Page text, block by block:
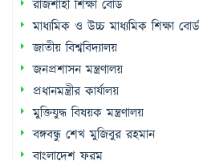
রাজশাহী শিক্ষা বোর্ড
মাধ্যমিক ও উচ্চ মাধ্যমিক শিক্ষা বোর্ড
জাতীয় বিশ্ববিদ্যালয়
জনপ্রশাসন মন্ত্রণালয়
প্রধানমন্ত্রীর কার্যালয়
মুক্তিযুদ্ধ বিষয়ক মন্ত্রণালয়
বঙ্গবন্ধু শেখ মুজিবুর রহমান
বাংলাদেশ ফরম